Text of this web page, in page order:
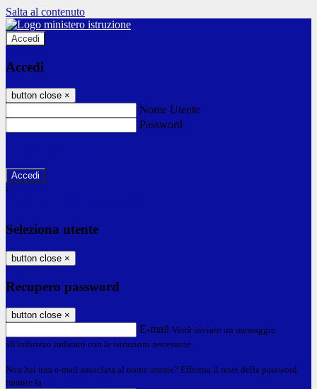
Salta al contenuto
Accedi
Accedi
button close ×
Nome Utente
Password
-
Seleziona utente
button close ×
Recupero password
button close ×
E-mail Verrà inviato un messaggio
all'indirizzo indicato con le istruzioni necessarie.
Non hai una e-mail associata al nome utente? Effettua il reset della password
tramite la